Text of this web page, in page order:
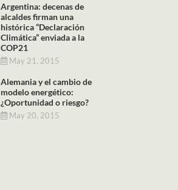
Argentina: decenas de
alcaldes firman una
histórica “Declaración
Climática” enviada a la
COP21
May 21, 2015
Alemania y el cambio de
modelo energético:
¿Oportunidad o riesgo?
May 20, 2015